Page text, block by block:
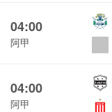
04:00
阿甲
04:00
阿甲